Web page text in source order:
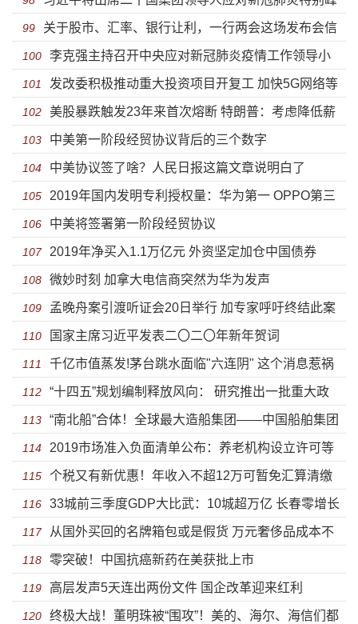
会
99 关于股市、汇率、银行让利，一行两会这场发布会信
息量巨大
100 李克强主持召开中央应对新冠肺炎疫情工作领导小
组会议 部署调整优化防控措施 进一步精准防范疫情跨境
输入输出等
101 发改委积极推动重大投资项目开复工 加快5G网络等
新基建建设进度
102 美股暴跌触发23年来首次熔断 特朗普：考虑降低薪
资税救市
103 中美第一阶段经贸协议背后的三个数字
104 中美协议签了啥？人民日报这篇文章说明白了
105 2019年国内发明专利授权量：华为第一 OPPO第三
106 中美将签署第一阶段经贸协议
107 2019年净买入1.1万亿元 外资坚定加仓中国债券
108 微妙时刻 加拿大电信商突然为华为发声
109 孟晚舟案引渡听证会20日举行 加专家呼吁终结此案
110 国家主席习近平发表二〇二〇年新年贺词
111 千亿市值蒸发!茅台跳水面临"六连阴" 这个消息惹祸
112 “十四五”规划编制释放风向： 研究推出一批重大政
策、重大举措、重大工程
113 “南北船”合体！全球最大造船集团——中国船舶集团
有限公司成立
114 2019市场准入负面清单公布：养老机构设立许可等
审批放开
115 个税又有新优惠！年收入不超12万可暂免汇算清缴
义务
116 33城前三季度GDP大比武：10城超万亿 长春零增长
117 从国外买回的名牌箱包或是假货 万元奢侈品成本不
到三百元
118 零突破！中国抗癌新药在美获批上市
119 高层发声5天连出两份文件 国企改革迎来红利
120 终极大战！董明珠被“围攻”！美的、海尔、海信们都